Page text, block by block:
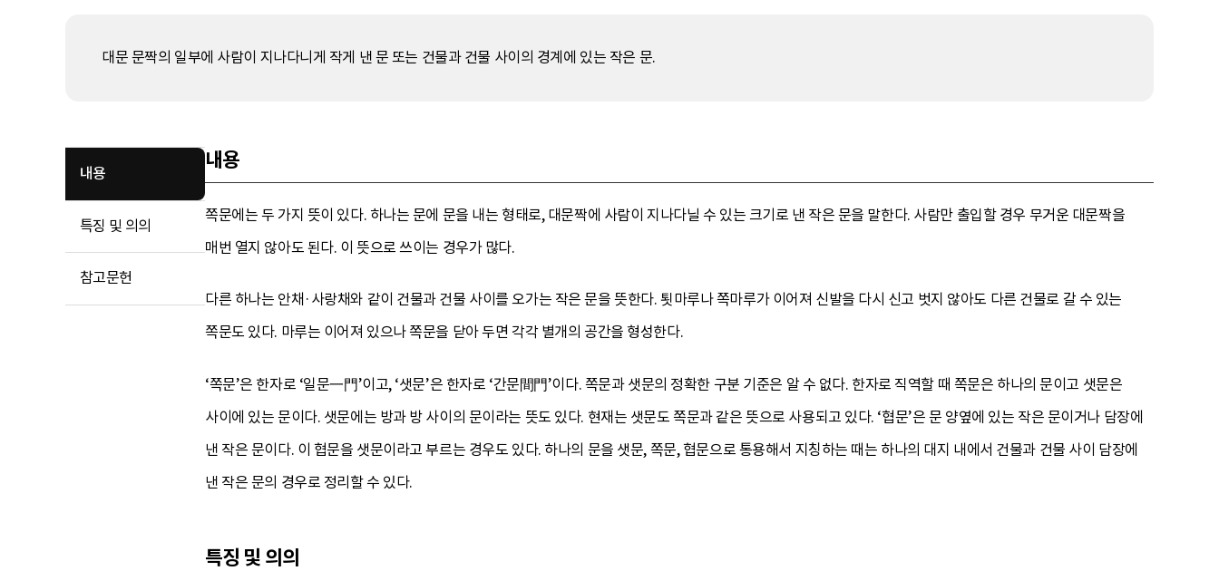
대문 문짝의 일부에 사람이 지나다니게 작게 낸 문 또는 건물과 건물 사이의 경계에 있는 작은 문.
내용
특징 및 의의
참고문헌
내용
쪽문에는 두 가지 뜻이 있다. 하나는 문에 문을 내는 형태로, 대문짝에 사람이 지나다닐 수 있는 크기로 낸 작은 문을 말한다. 사람만 출입할 경우 무거운 대문짝을
매번 열지 않아도 된다. 이 뜻으로 쓰이는 경우가 많다.
다른 하나는 안채·사랑채와 같이 건물과 건물 사이를 오가는 작은 문을 뜻한다. 툇마루나 쪽마루가 이어져 신발을 다시 신고 벗지 않아도 다른 건물로 갈 수 있는
쪽문도 있다. 마루는 이어져 있으나 쪽문을 닫아 두면 각각 별개의 공간을 형성한다.
‘쪽문’은 한자로 ‘일문一門’이고, ‘샛문’은 한자로 ‘간문間門’이다. 쪽문과 샛문의 정확한 구분 기준은 알 수 없다. 한자로 직역할 때 쪽문은 하나의 문이고 샛문은
사이에 있는 문이다. 샛문에는 방과 방 사이의 문이라는 뜻도 있다. 현재는 샛문도 쪽문과 같은 뜻으로 사용되고 있다. ‘협문’은 문 양옆에 있는 작은 문이거나 담장에
낸 작은 문이다. 이 협문을 샛문이라고 부르는 경우도 있다. 하나의 문을 샛문, 쪽문, 협문으로 통용해서 지칭하는 때는 하나의 대지 내에서 건물과 건물 사이 담장에
낸 작은 문의 경우로 정리할 수 있다.
특징 및 의의